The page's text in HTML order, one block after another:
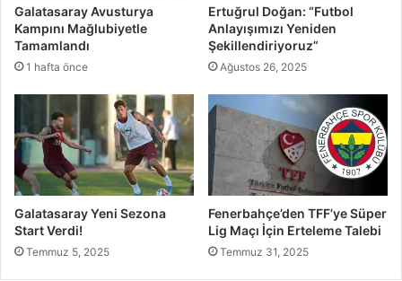
Galatasaray Avusturya
Kampını Mağlubiyetle
Tamamlandı
1 hafta önce
Ertuğrul Doğan: “Futbol
Anlayışımızı Yeniden
Şekillendiriyoruz”
Ağustos 26, 2025
Galatasaray Yeni Sezona
Start Verdi!
Temmuz 5, 2025
Fenerbahçe’den TFF’ye Süper
Lig Maçı İçin Erteleme Talebi
Temmuz 31, 2025